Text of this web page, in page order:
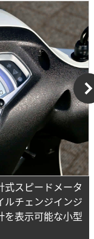
式スピードメータ
ルチェンジインジ
を表示可能な小型